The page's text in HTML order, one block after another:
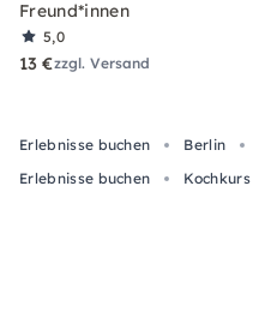
Freund*innen
5,0
13 €zzgl. Versand
Erlebnisse buchen Berlin
Erlebnisse buchen
Kochkurs